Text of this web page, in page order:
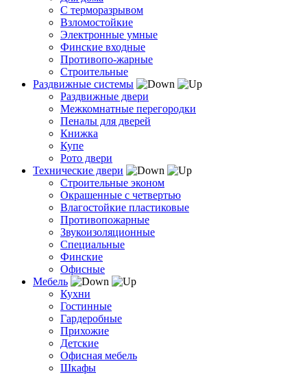
С терморазрывом
Взломостойкие
Электронные умные
Финские входные
Противопо-жарные
Строительные
Раздвижные системы
Раздвижные двери
Межкомнатные перегородки
Пеналы для дверей
Книжка
Купе
Рото двери
Технические двери
Строительные эконом
Окрашенные с четвертью
Влагостойкие пластиковые
Противопожарные
Звукоизоляционные
Специальные
Финские
Офисные
Мебель
Кухни
Гостинные
Гардеробные
Прихожие
Детские
Офисная мебель
Шкафы